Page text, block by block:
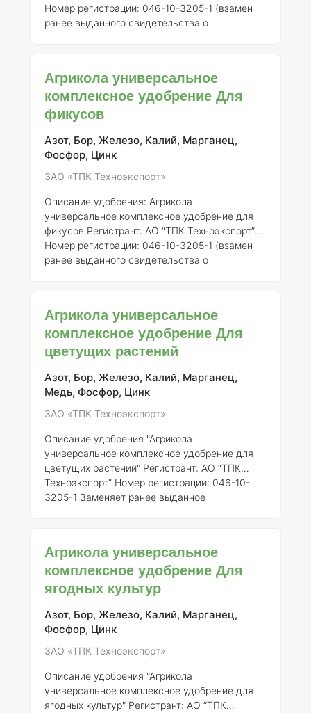
Номер регистрации: 046-10-3205-1 (взамен
ранее выданного свидетельства о
орхидей" представляет собой минеральное
удобрение, специально разработанное для
удовлетворения потребностей орхидей в
питательных веществах. Удобрение
обеспечивает сбалансированный набор
микро- и макроэлементов, необходимых для
Агрикола универсальное
комплексное удобрение Для
фикусов
Азот, Бор, Железо, Калий, Марганец,
Фосфор, Цинк
ЗАО «ТПК Техноэкспорт»
Описание удобрения: Агрикола
универсальное комплексное удобрение для
фикусов Регистрант: АО “ТПК Техноэкспорт”
Номер регистрации: 046-10-3205-1 (взамен
ранее выданного свидетельства о
фикусов представляет собой
сбалансированное минеральное удобрение,
разработанное для удовлетворения
потребностей растений в основных макро- и
микроэлементах. Данное удобрение особенно
рекомендовано для использования в
Агрикола универсальное
комплексное удобрение Для
цветущих растений
Азот, Бор, Железо, Калий, Марганец,
Медь, Фосфор, Цинк
ЗАО «ТПК Техноэкспорт»
Описание удобрения "Агрикола
универсальное комплексное удобрение для
цветущих растений" Регистрант: АО “ТПК
Техноэкспорт” Номер регистрации: 046-10-
3205-1 Заменяет ранее выданное
универсальное" представляет собой
комплексное минеральное удобрение,
специально разработанное для обеспечения
оптимального роста и цветения растений. В
его состав входят все необходимые макро- и
микроэлементы, которые способствуют
Агрикола универсальное
комплексное удобрение Для
ягодных культур
Азот, Бор, Железо, Калий, Марганец,
Фосфор, Цинк
ЗАО «ТПК Техноэкспорт»
Описание удобрения "Агрикола
универсальное комплексное удобрение для
ягодных культур" Регистрант: АО “ТПК